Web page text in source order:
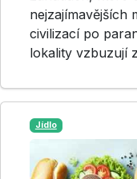
nejzajímavějších
civilizací po
lokality vzbuzují
Jídlo